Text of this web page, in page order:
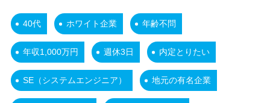
40代 ホワイト企業 年齢不問
年収1,000万円 週休3日 内定とりたい
SE（システムエンジニア） 地元の有名企業